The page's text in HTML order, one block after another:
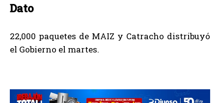
Dato
22,000 paquetes de MAIZ y Catracho distribuyó
el Gobierno el martes.